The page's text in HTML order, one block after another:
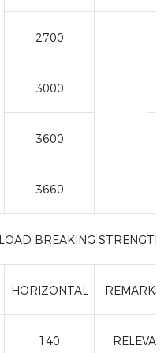
2700
3000
3600
3660
LOAD BREAKING STRENGTH
HORIZONTAL
140